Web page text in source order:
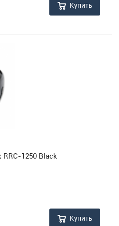
Купить
1250 Black
Купить